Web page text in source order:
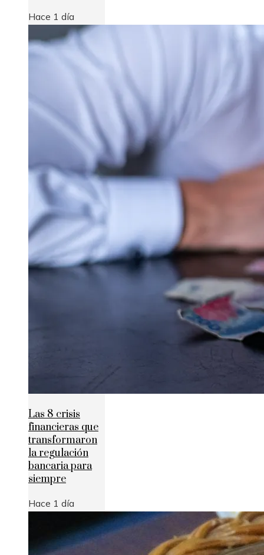
Hace 1 día
Las 8 crisis
financieras que
transformaron
la regulación
bancaria para
siempre
Hace 1 día